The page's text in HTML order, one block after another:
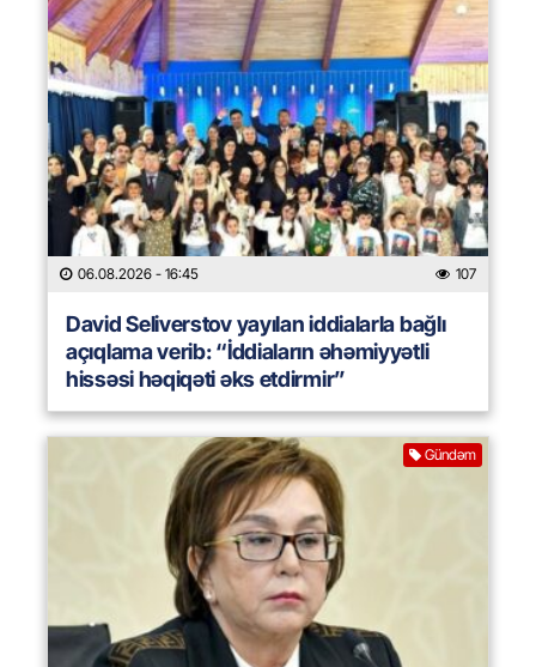
06.08.2026 - 16:45 107
David Seliverstov yayılan iddialarla bağlı
açıqlama verib: “İddiaların əhəmiyyətli
hissəsi həqiqəti əks etdirmir”
Gündəm